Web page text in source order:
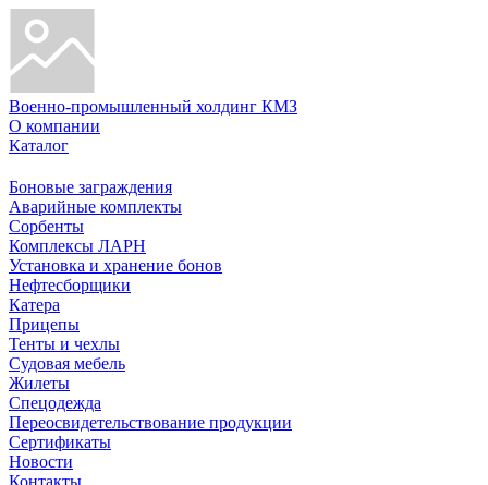
Военно-промышленный холдинг КМЗ
О компании
Каталог
Боновые заграждения
Аварийные комплекты
Сорбенты
Комплексы ЛАРН
Установка и хранение бонов
Нефтесборщики
Катера
Прицепы
Тенты и чехлы
Судовая мебель
Жилеты
Спецодежда
Переосвидетельствование продукции
Сертификаты
Новости
Контакты